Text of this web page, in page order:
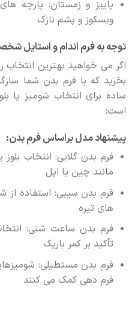
پاییز و زمستان: پارچه
ویسکوز و پشم نازک
توجه به فرم اندام و استایل
اگر می خواهید بهترین انتخاب
بخرید که با فرم بدن شما
ساده برای انتخاب شومیز یا
است:
پیشنهاد مدل براساس فرم بدن:
فرم بدن گلابی: انتخاب
مانند چین یا اپل
فرم بدن سیبی: استفاده از
های تیره
فرم بدن ساعت شنی:
تأکید بر کمر باریک
فرم بدن مستطیلی:
فرم دهی کمک می کنند